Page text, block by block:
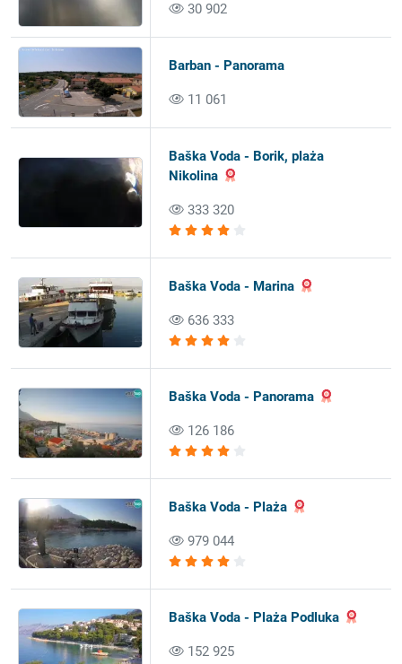
30 902
Barban - Panorama
11 061
Baška Voda - Borik, plaża
Nikolina
333 320
Baška Voda - Marina
636 333
Baška Voda - Panorama
126 186
Baška Voda - Plaża
979 044
Baška Voda - Plaża Podluka
152 925